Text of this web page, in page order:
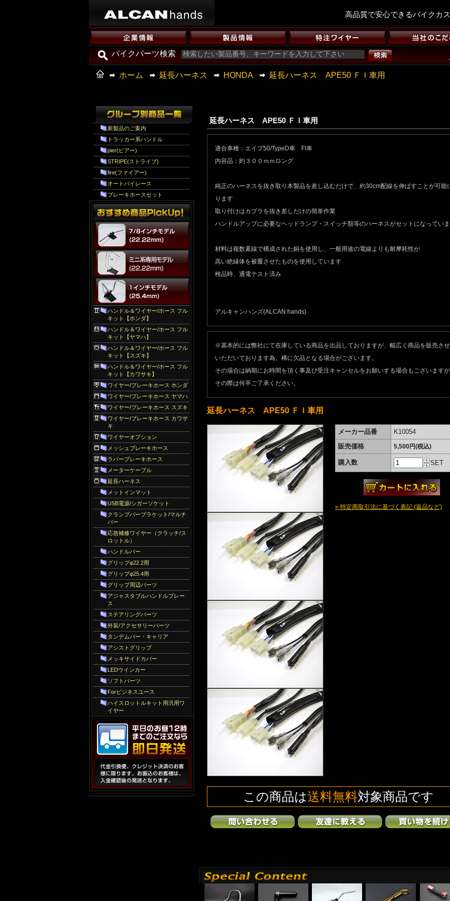
高品質で安心できるバイクカ
バイクパーツ検索
ホーム 延長ハーネス HONDA 延長ハーネス APE50 ＦＩ車用
新製品のご案内
トラッカー系ハンドル
pier(ピアー)
STRIPE(ストライプ)
fire(ファイアー)
オートバイレース
ブレーキホースセット
ハンドル＆ワイヤー/ホース フル
キット【ホンダ】
ハンドル＆ワイヤー/ホース フル
キット【ヤマハ】
ハンドル＆ワイヤー/ホース フル
キット【スズキ】
ハンドル＆ワイヤー/ホース フル
キット【カワサキ】
ワイヤー/ブレーキホース ホンダ
ワイヤー/ブレーキホース ヤマハ
ワイヤー/ブレーキホース スズキ
ワイヤー/ブレーキホース カワサ
キ
ワイヤーオプション
メッシュブレーキホース
ラバーブレーキホース
メーターケーブル
延長ハーネス
メットインマット
USB電源/シガーソケット
クランプバーブラケット/マルチ
バー
応急補修ワイヤー（クラッチ/ス
ロットル）
ハンドルバー
グリップφ22.2用
グリップφ25.4用
グリップ周辺パーツ
アジャスタブルハンドルブレー
ス
ステアリングパーツ
外装/アクセサリーパーツ
タンデムバー・キャリア
アシストグリップ
メッキサイドカバー
LEDウインカー
ソフトパーツ
Forビジネスユース
ハイスロットルキット用汎用ワ
イヤー
延長ハーネス APE50 ＦＩ車用
適合車種：エイプ50/TypeD車 FI車
内容品：約３００ｍｍロング
純正のハーネスを抜き取り本製品を差し込むだけで、約30cm配線を伸ばすことが可能
ります
取り付けはカプラを抜き差しだけの簡単作業
ハンドルアップに必要なヘッドランプ・スイッチ類等のハーネスがセットになってい
材料は複数素線で構成された銅を使用し、一般用途の電線よりも耐摩耗性が
高い絶縁体を被覆させたものを使用しています
検品時、通電テスト済み
アルキャンハンズ(ALCAN hands)
※基本的には弊社にて在庫している商品を出品しておりますが、幅広く商品を販売さ
いただいております為、稀に欠品となる場合がございます。
その場合は納期にお時間を頂く事及び受注キャンセルをお願いする場合もございます
その際は何卒ご了承ください。
延長ハーネス APE50 ＦＩ車用
メーカー品番
K10054
販売価格
5,500円(税込)
購入数 SET
» 特定商取引法に基づく表記 (返品など)
この商品は送料無料対象商品です